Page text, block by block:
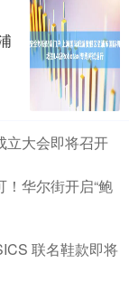
立大会即将召开
华尔街开启“鲍
联名鞋款即将